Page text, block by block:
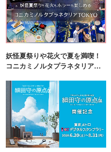
妖怪夏祭りや花火で夏を満喫！
コニカミノルタプラネタリア